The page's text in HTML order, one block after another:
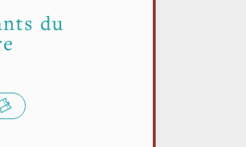
du